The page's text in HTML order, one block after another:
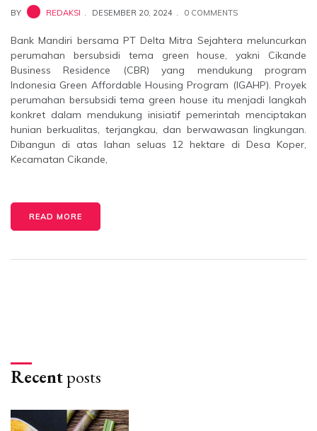
BY REDAKSI DESEMBER 20, 2024 0 COMMENTS
Bank Mandiri bersama PT Delta Mitra Sejahtera meluncurkan
perumahan bersubsidi tema green house, yakni Cikande
Business Residence (CBR) yang mendukung program
Indonesia Green Affordable Housing Program (IGAHP). Proyek
perumahan bersubsidi tema green house itu menjadi langkah
konkret dalam mendukung inisiatif pemerintah menciptakan
hunian berkualitas, terjangkau, dan berwawasan lingkungan.
Dibangun di atas lahan seluas 12 hektare di Desa Koper,
Kecamatan Cikande,
READ MORE
Recentposts